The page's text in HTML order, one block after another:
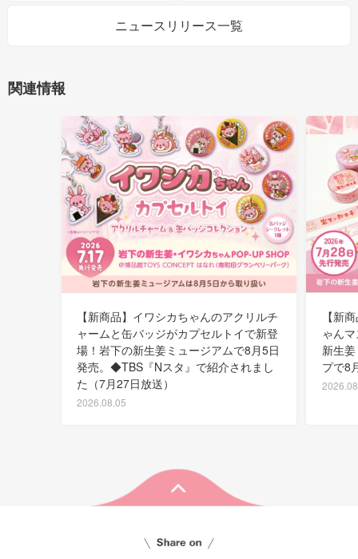
ニュースリリース一覧
関連情報
【新商品】イワシカちゃんのアクリルチ
ャームと缶バッジがカプセルトイで新登
場！岩下の新生姜ミュージアムで8月5日
発売。◆TBS『Nスタ』で紹介されまし
た（7月27日放送）
2026.08.05
【新
ゃん
新生
プで8